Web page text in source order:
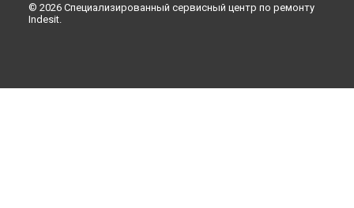
© 2026 Специализированный сервисный центр по ремонту
Indesit.